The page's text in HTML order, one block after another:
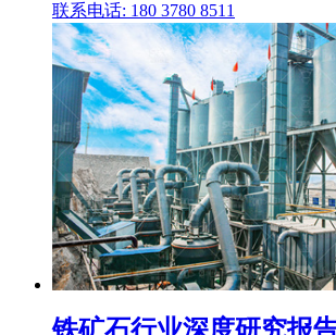
联系电话: 180 3780 8511